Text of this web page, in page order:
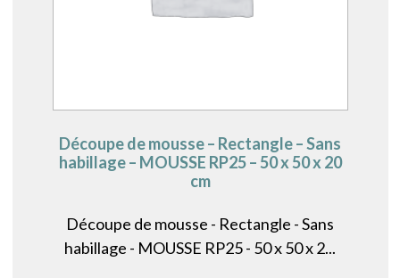
Découpe de mousse – Rectangle – Sans
habillage – MOUSSE RP25 – 50 x 50 x 20
cm
Découpe de mousse - Rectangle - Sans
habillage - MOUSSE RP25 - 50 x 50 x 2...